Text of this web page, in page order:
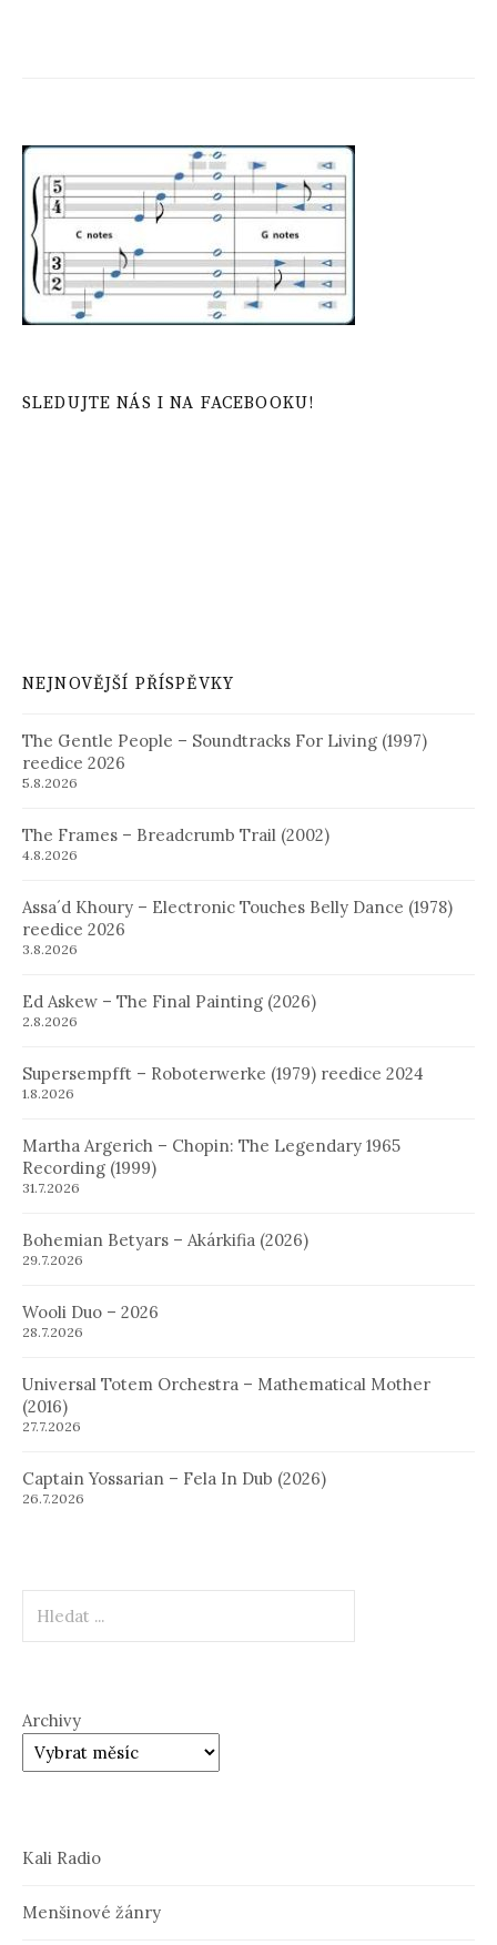
SLEDUJTE NÁS I NA FACEBOOKU!
NEJNOVĚJŠÍ PŘÍSPĚVKY
The Gentle People – Soundtracks For Living (1997)
reedice 2026
5.8.2026
The Frames – Breadcrumb Trail (2002)
4.8.2026
Assa´d Khoury – Electronic Touches Belly Dance (1978)
reedice 2026
3.8.2026
Ed Askew – The Final Painting (2026)
2.8.2026
Supersempfft – Roboterwerke (1979) reedice 2024
1.8.2026
Martha Argerich – Chopin: The Legendary 1965
Recording (1999)
31.7.2026
Bohemian Betyars – Akárkifia (2026)
29.7.2026
Wooli Duo – 2026
28.7.2026
Universal Totem Orchestra – Mathematical Mother
(2016)
27.7.2026
Captain Yossarian – Fela In Dub (2026)
26.7.2026
Archivy
Kali Radio
Menšinové žánry